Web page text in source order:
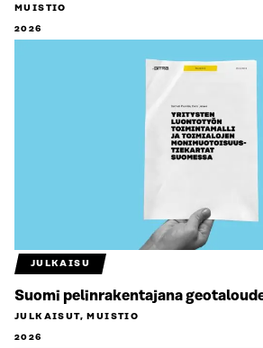
MUISTIO
2026
JULKAISU
Suomi pelinrakentajana
JULKAISUT, MUISTIO
2026